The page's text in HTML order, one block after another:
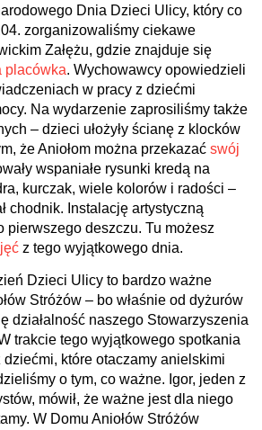
Dnia Dzieci Ulicy, który co
zorganizowaliśmy ciekawe
Załężu, gdzie znajduje się
placówka. Wychowawcy opowiedzieli
w pracy z dziećmi
Na wydarzenie zaprosiliśmy także
– dzieci ułożyły ścianę z klocków
że Aniołom można przekazać swój
wspaniałe rysunki kredą na
kurczak, wiele kolorów i radości –
chodnik. Instalację artystyczną
pierwszego deszczu. Tu możesz
z tego wyjątkowego dnia.
Dzieci Ulicy to bardzo ważne
Stróżów – bo właśnie od dyżurów
działalność naszego Stowarzyszenia
trakcie tego wyjątkowego spotkania
które otaczamy anielskimi
o tym, co ważne. Igor, jeden z
mówił, że ważne jest dla niego
W Domu Aniołów Stróżów